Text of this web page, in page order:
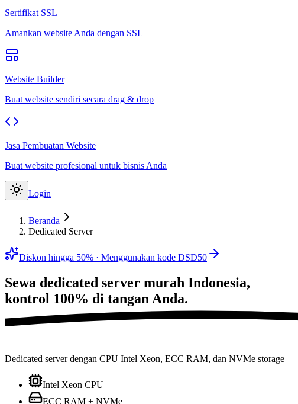
Sertifikat SSL
Amankan website Anda dengan SSL
Website Builder
Buat website sendiri secara drag & drop
Jasa Pembuatan Website
Buat website profesional untuk bisnis Anda
Login
Beranda
Dedicated Server
Diskon hingga 50% · Menggunakan kode DSD50
Sewa dedicated server murah Indonesia,
kontrol 100% di tangan Anda.
Dedicated server dengan CPU Intel Xeon, ECC RAM, dan NVMe storage —
Intel Xeon CPU
ECC RAM + NVMe